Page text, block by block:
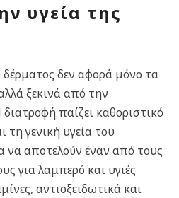
υγεία της
δεν αφορά μόνο τα
ξεκινά από την
παίζει καθοριστικό
τη γενική υγεία του
να αποτελούν έναν από τους
για λαμπερό και υγιές
αντιοξειδωτικά και